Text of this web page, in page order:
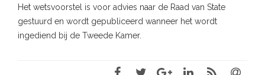
Het wetsvoorstel is voor advies naar de Raad van State
gestuurd en wordt gepubliceerd wanneer het wordt
ingediend bij de Tweede Kamer.